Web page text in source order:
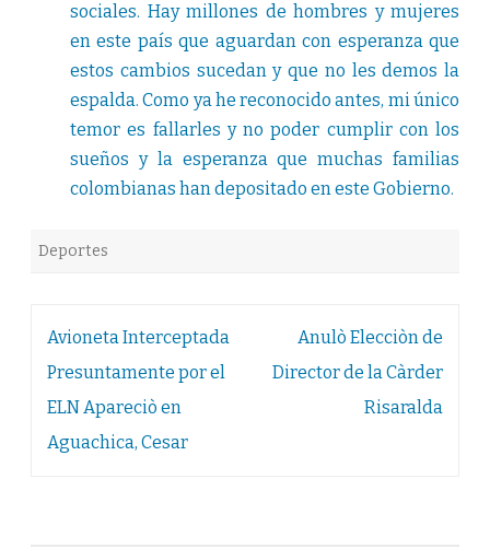
sociales. Hay millones de hombres y mujeres
en este país que aguardan con esperanza que
estos cambios sucedan y que no les demos la
espalda. Como ya he reconocido antes, mi único
temor es fallarles y no poder cumplir con los
sueños y la esperanza que muchas familias
colombianas han depositado en este Gobierno.
Deportes
Navegación
de
entradas
Avioneta Interceptada
Presuntamente por el
ELN Apareciò en
Aguachica, Cesar
Anulò Elecciòn de
Director de la Càrder
Risaralda